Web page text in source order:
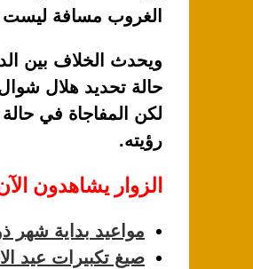
الغروب مسافة ليست
ويحدث الخلاف بين
حالة تحديد هلال
لكن المفاجاة في
رؤيته.
الزوار يشاهدون
مواعيد بداية شهر
صيغ تكبيرات عيد